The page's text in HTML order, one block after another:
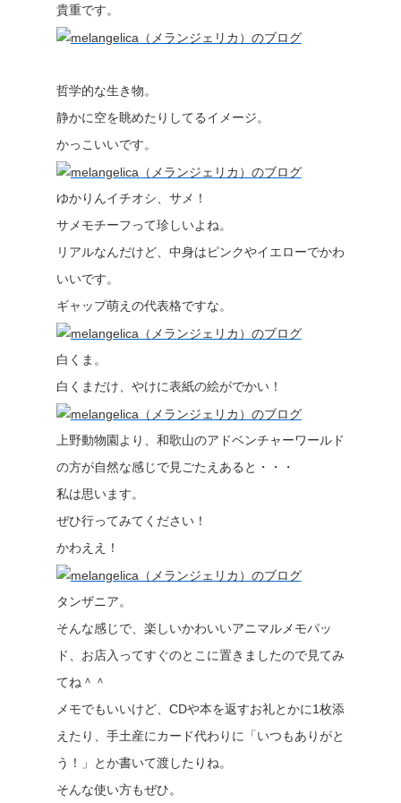
貴重です。
哲学的な生き物。
静かに空を眺めたりしてるイメージ。
かっこいいです。
ゆかりんイチオシ、サメ！
サメモチーフって珍しいよね。
リアルなんだけど、中身はピンクやイエローでかわ
いいです。
ギャップ萌えの代表格ですな。
白くま。
白くまだけ、やけに表紙の絵がでかい！
上野動物園より、和歌山のアドベンチャーワールド
の方が自然な感じで見ごたえあると・・・
私は思います。
ぜひ行ってみてください！
かわええ！
タンザニア。
そんな感じで、楽しいかわいいアニマルメモパッ
ド、お店入ってすぐのとこに置きましたので見てみ
てね＾＾
メモでもいいけど、CDや本を返すお礼とかに1枚添
えたり、手土産にカード代わりに「いつもありがと
う！」とか書いて渡したりね。
そんな使い方もぜひ。